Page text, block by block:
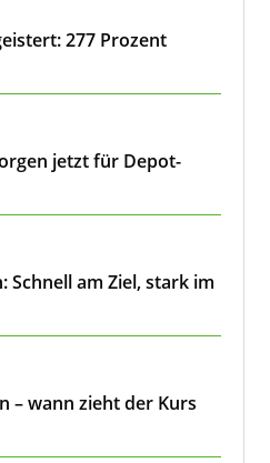
277 Prozent
jetzt für Depot-
Schnell am Ziel, stark im
– wann zieht der Kurs